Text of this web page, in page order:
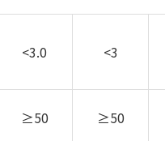
<3.0 <3
≥50 ≥50